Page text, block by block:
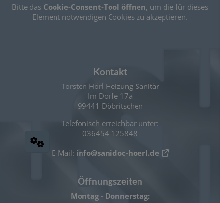
Bitte das Cookie-Consent-Tool öffnen, um die für dieses
Element notwendigen Cookies zu akzeptieren.
Footer - Kontaktdaten und Öffnungszeiten
Kontakt
Torsten Hörl Heizung-Sanitär
Im Dorfe 17a
99441 Döbritschen
Telefonisch erreichbar unter:
036454 125848
E-Mail: info@sanidoc-hoerl.de
Öffnungszeiten
Montag - Donnerstag: